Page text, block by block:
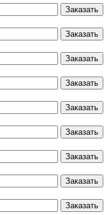
Заказать
Заказать
Заказать
Заказать
Заказать
Заказать
Заказать
Заказать
Заказать